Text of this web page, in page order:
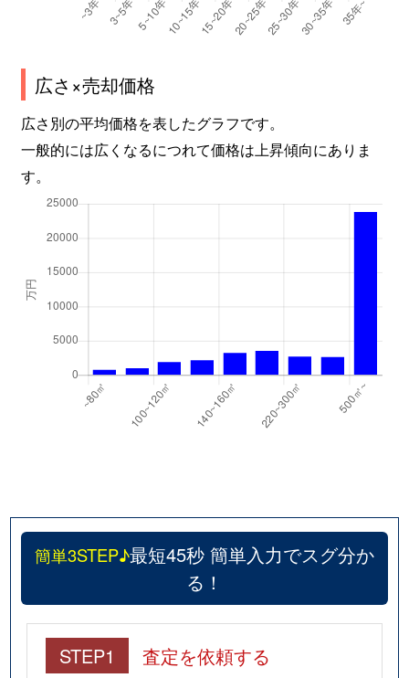
広さ×売却価格
広さ別の平均価格を表したグラフです。
一般的には広くなるにつれて価格は上昇傾向にありま
す。
簡単3STEP♪最短45秒 簡単入力でスグ分か
る！
STEP1 査定を依頼する